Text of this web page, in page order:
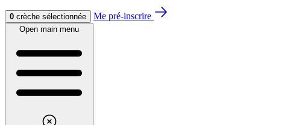
Aller au contenuAller au footer
0 crèche sélectionnée Me pré-inscrire
Open main menu